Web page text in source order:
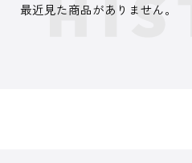
最近見た商品がありません。